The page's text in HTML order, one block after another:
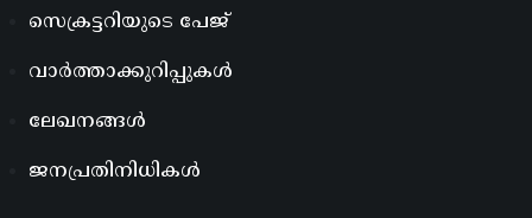
സെക്രട്ടറിയുടെ പേജ്
വാർത്താക്കുറിപ്പുകൾ
ലേഖനങ്ങൾ
ജനപ്രതിനിധികൾ